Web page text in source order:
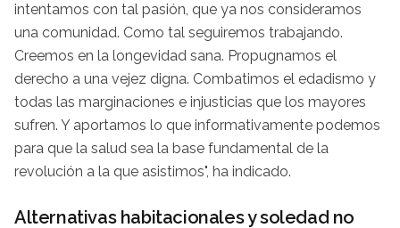
intentamos con tal pasión, que ya nos consideramos
una comunidad. Como tal seguiremos trabajando.
Creemos en la longevidad sana. Propugnamos el
derecho a una vejez digna. Combatimos el edadismo y
todas las marginaciones e injusticias que los mayores
sufren. Y aportamos lo que informativamente podemos
para que la salud sea la base fundamental de la
revolución a la que asistimos", ha indicado.
Alternativas habitacionales y soledad no